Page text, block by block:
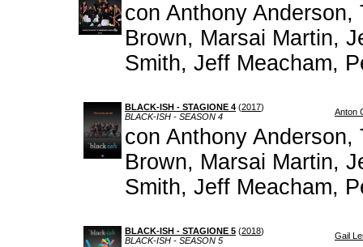
con Anthony
Brown, Marsai Martin,
Smith, Jeff Meacham,
BLACK-ISH - STAGIONE 4 (2017)
BLACK-ISH - SEASON 4
Anton
con Anthony
Brown, Marsai Martin,
Smith, Jeff Meacham,
BLACK-ISH - STAGIONE 5 (2018)
BLACK-ISH - SEASON 5
Gail